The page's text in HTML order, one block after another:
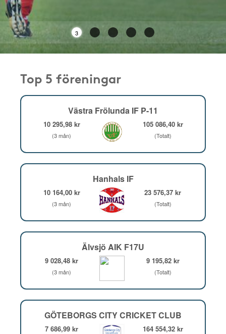
2
Top 5 föreningar
Västra Frölunda IF P-11
10 295,98 kr
(3 mån)
105 086,40 kr
(Totalt)
Hanhals IF
10 164,00 kr
(3 mån)
23 576,37 kr
(Totalt)
Älvsjö AIK F17U
9 028,48 kr
(3 mån)
9 195,82 kr
(Totalt)
GÖTEBORGS CITY CRICKET CLUB
7 686,99 kr 164 554,32 kr